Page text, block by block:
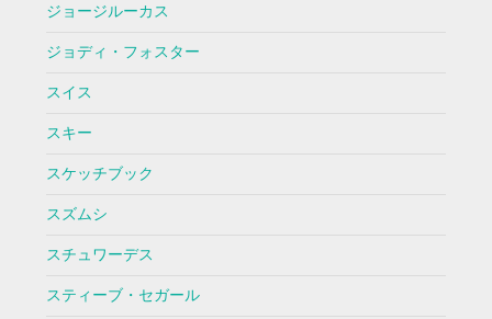
ジョージルーカス
ジョディ・フォスター
スイス
スキー
スケッチブック
スズムシ
スチュワーデス
スティーブ・セガール